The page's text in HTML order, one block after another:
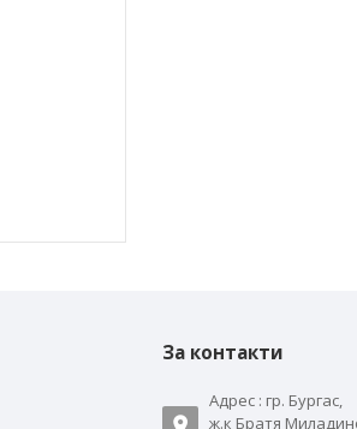
За контакти
Адрес : гр. Бургас,
ж.к Братя